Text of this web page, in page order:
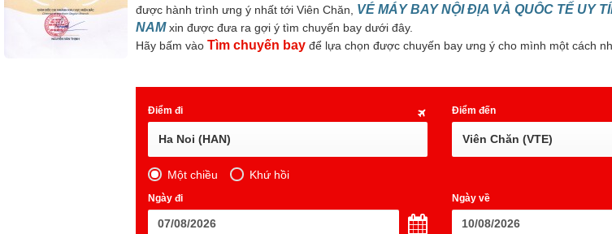
được hành trình ưng ý nhất tới Viên Chăn, VÉ MÁY BAY NỘI ĐỊA VÀ QUÔC TẾ UY
NAMxin được đưa ra gợi ý tìm chuyến bay dưới đây.
Hãy bấm vào Tìm chuyến bay để lựa chọn được chuyến bay ưng ý cho mình một cách
Điểm đi
Ha Noi (HAN)
Điểm đến
Viên Chăn (VTE)
Một chiều Khứ hồi
Ngày đi Ngày về